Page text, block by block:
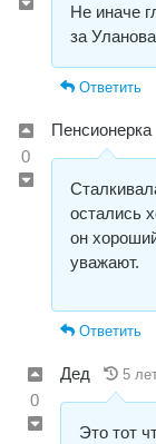
Не иначе
за
Ответить
0
Пенсионерка
остались
он
уважают.
Ответить
0
Дед 5
Это тот